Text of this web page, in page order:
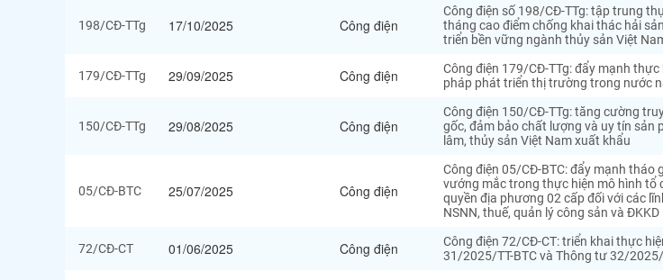
198/CĐ-TTg 17/10/2025 Công điện
Công điện số 198/CĐ-TTg: tập trung
tháng cao điểm chống khai thác hải
triển bền vững ngành thủy sản Việt
179/CĐ-TTg 29/09/2025 Công điện
Công điện 179/CĐ-TTg: đẩy mạnh thực
pháp phát triển thị trường trong nước
150/CĐ-TTg 29/08/2025 Công điện
Công điện 150/CĐ-TTg: tăng cường
gốc, đảm bảo chất lượng và uy tín sản
lâm, thủy sản Việt Nam xuất khẩu
05/CĐ-BTC 25/07/2025 Công điện
Công điện 05/CĐ-BTC: đẩy mạnh tháo
vướng mắc trong thực hiện mô hình tổ
quyền địa phương 02 cấp đối với các
NSNN, thuế, quản lý công sản và ĐKKD
72/CĐ-CT 01/06/2025 Công điện
Công điện 72/CĐ-CT: triển khai thực
31/2025/TT-BTC và Thông tư 32/2025/